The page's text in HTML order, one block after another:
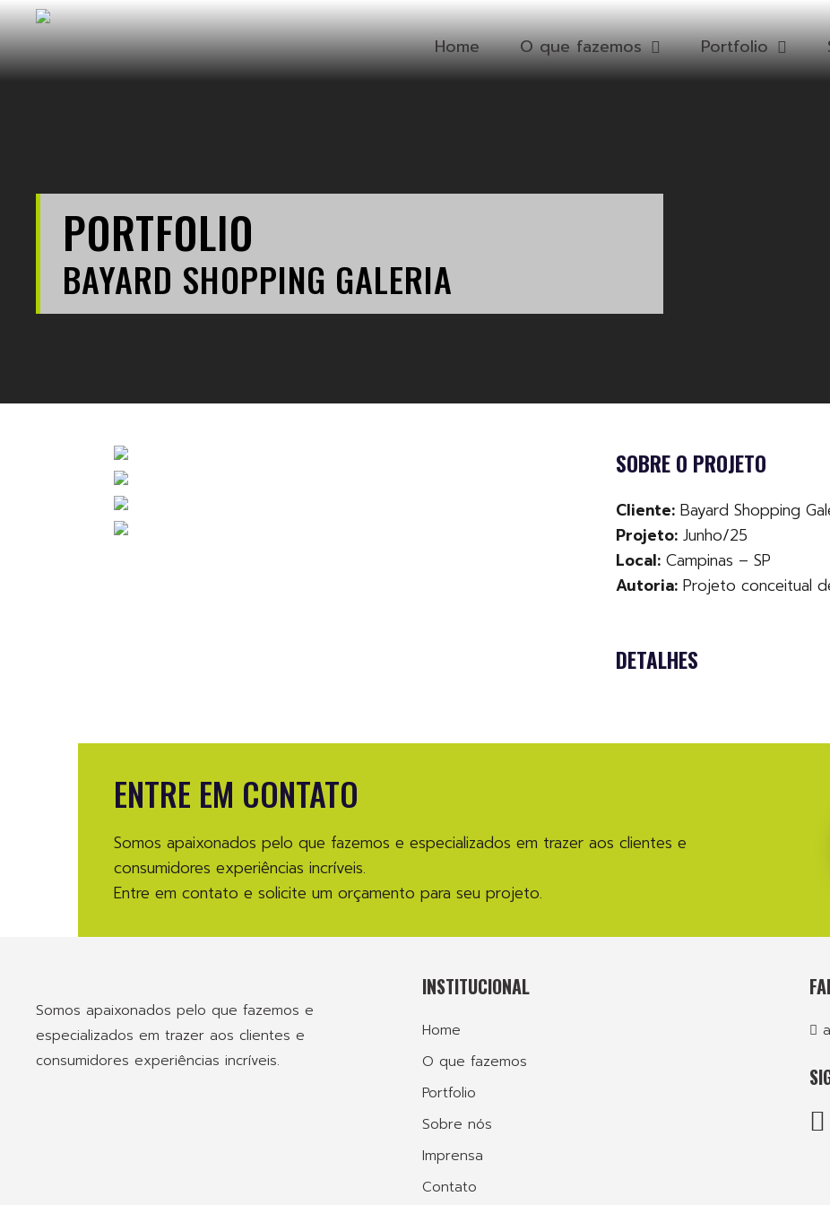
Home O que fazemos Portfolio
PORTFOLIO
BAYARD SHOPPING GALERIA
SOBRE O PROJETO
Cliente: Bayard Shopping
Projeto: Junho/25
Local: Campinas – SP
Autoria: Projeto conceitual
DETALHES
ENTRE EM CONTATO
Somos apaixonados pelo que fazemos e especializados em trazer aos clientes e
consumidores experiências incríveis.
Entre em contato e solicite um orçamento para seu projeto.
Somos apaixonados pelo que fazemos e
especializados em trazer aos clientes e
consumidores experiências incríveis.
INSTITUCIONAL
Home
O que fazemos
Portfolio
Sobre nós
Imprensa
Contato